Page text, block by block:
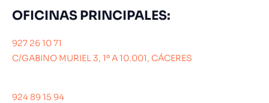
OFICINAS PRINCIPALES:
927 26 10 71
C/GABINO MURIEL 3, 1º A 10.001, CÁCERES
924 89 15 94